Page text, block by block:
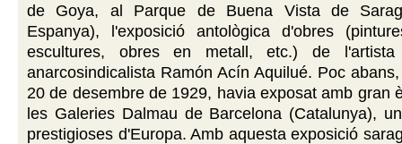
de Goya, al Parque de Buena Vista de
Espanya), l'exposició antològica d'obres
escultures, obres en metall, etc.) de
anarcosindicalista Ramón Acín Aquilué. Poc
20 de desembre de 1929, havia exposat amb gran
les Galeries Dalmau de Barcelona (Catalunya),
prestigioses d'Europa. Amb aquesta exposició